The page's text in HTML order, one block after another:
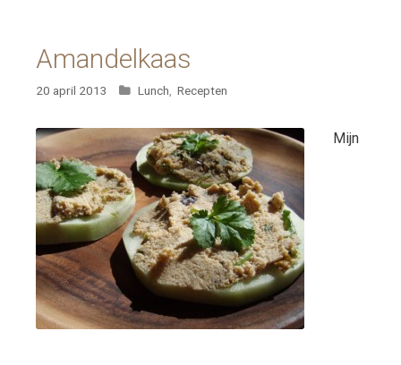
Amandelkaas
20 april 2013 Categorieën
Lunch, Recepten
Mijn